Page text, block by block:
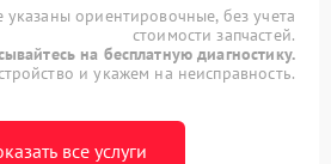
указаны ориентировочные, без учета
стоимости запчастей.
на бесплатную диагностику.
и укажем на неисправность.
все услуги